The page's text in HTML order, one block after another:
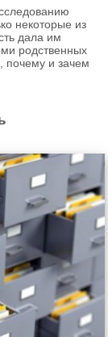
некоторые из
дала им
родственных
почему и зачем